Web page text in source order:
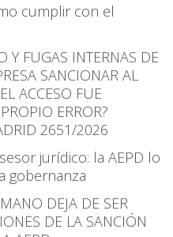
cumplir con el
Y FUGAS INTERNAS DE
SANCIONAR AL
ACCESO FUE
ERROR?
2651/2026
jurídico: la AEPD lo
gobernanza
DEJA DE SER
DE LA SANCIÓN